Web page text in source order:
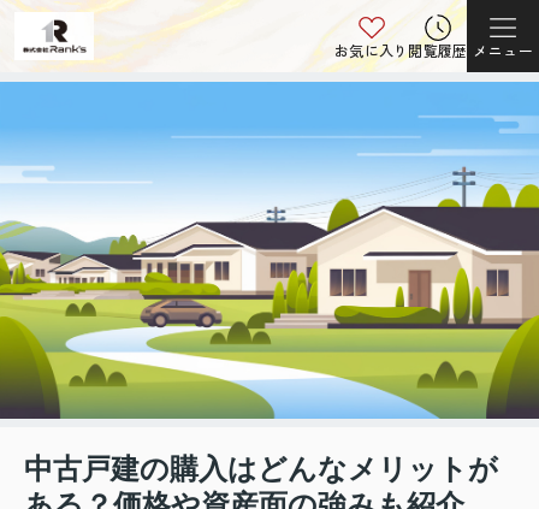
お気に入り閲覧履歴 メニュー
中古戸建の購入はどんなメリットが